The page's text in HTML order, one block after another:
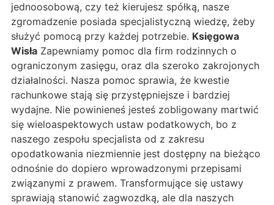
jednoosobową, czy też kierujesz spółką, nasze
zgromadzenie posiada specjalistyczną wiedzę, żeby
służyć pomocą przy każdej potrzebie. Księgowa
Wisła Zapewniamy pomoc dla firm rodzinnych o
ograniczonym zasięgu, oraz dla szeroko zakrojonych
działalności. Nasza pomoc sprawia, że kwestie
rachunkowe stają się przystępniejsze i bardziej
wydajne. Nie powinieneś jesteś zobligowany martwić
się wieloaspektowych ustaw podatkowych, bo z
naszego zespołu specjalista od z zakresu
opodatkowania niezmiennie jest dostępny na bieżąco
odnośnie do dopiero wprowadzonymi przepisami
związanymi z prawem. Transformujące się ustawy
sprawiają stanowić zagwozdką, ale dla naszych